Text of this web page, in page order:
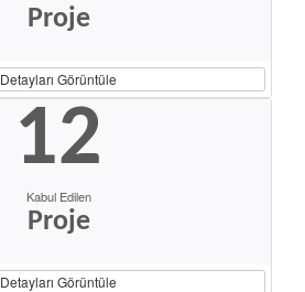
Proje
Detayları Görüntüle
12
Kabul Edilen
Proje
Detayları Görüntüle